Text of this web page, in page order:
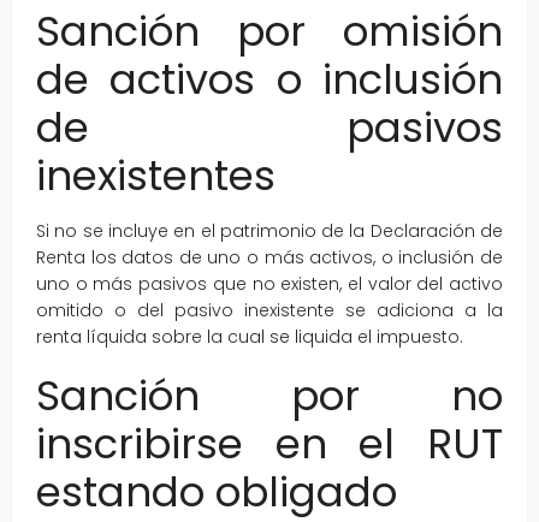
Sanción por omisión
de activos o inclusión
de pasivos
inexistentes
Si no se incluye en el patrimonio de la Declaración de
Renta los datos de uno o más activos, o inclusión de
uno o más pasivos que no existen, el valor del activo
omitido o del pasivo inexistente se adiciona a la
renta líquida sobre la cual se liquida el impuesto.
Sanción por no
inscribirse en el RUT
estando obligado